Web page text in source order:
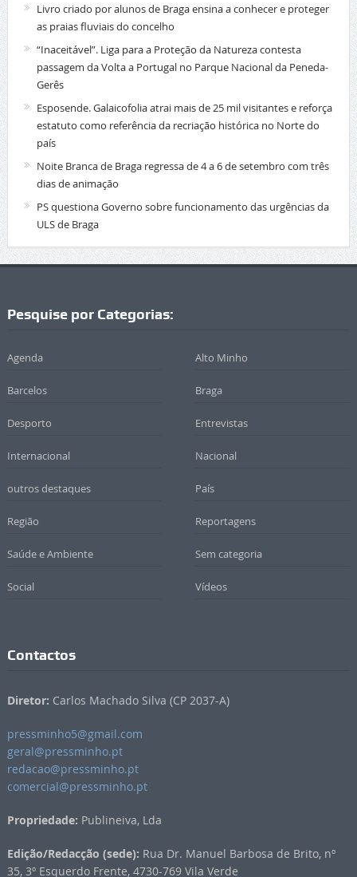
Livro criado por alunos de Braga ensina a conhecer e proteger
as praias fluviais do concelho
“Inaceitável”. Liga para a Proteção da Natureza contesta
passagem da Volta a Portugal no Parque Nacional da Peneda-
Gerês
Esposende. Galaicofolia atrai mais de 25 mil visitantes e reforça
estatuto como referência da recriação histórica no Norte do
país
Noite Branca de Braga regressa de 4 a 6 de setembro com três
dias de animação
PS questiona Governo sobre funcionamento das urgências da
ULS de Braga
Pesquise por Categorias:
Agenda Alto Minho
Barcelos Braga
Desporto Entrevistas
Internacional Nacional
outros destaques País
Região Reportagens
Saúde e Ambiente Sem categoria
Social Vídeos
Contactos
Diretor: Carlos Machado Silva (CP 2037-A)
pressminho5@gmail.com
geral@pressminho.pt
redacao@pressminho.pt
comercial@pressminho.pt
Propriedade: Publineiva, Lda
Edição/Redacção (sede): Rua Dr. Manuel Barbosa de Brito, nº
35, 3º Esquerdo Frente, 4730-769 Vila Verde